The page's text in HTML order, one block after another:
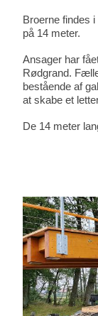
Broerne findes
på 14 meter.
Ansager har
Rødgrand.
bestående af
at skabe et
De 14 meter